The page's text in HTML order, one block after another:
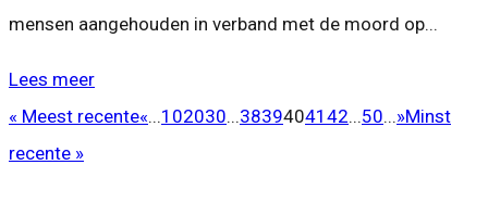
mensen aangehouden in verband met de moord op...
Lees meer
« Meest recente«...102030...38394041 42...50...»Minst
recente »